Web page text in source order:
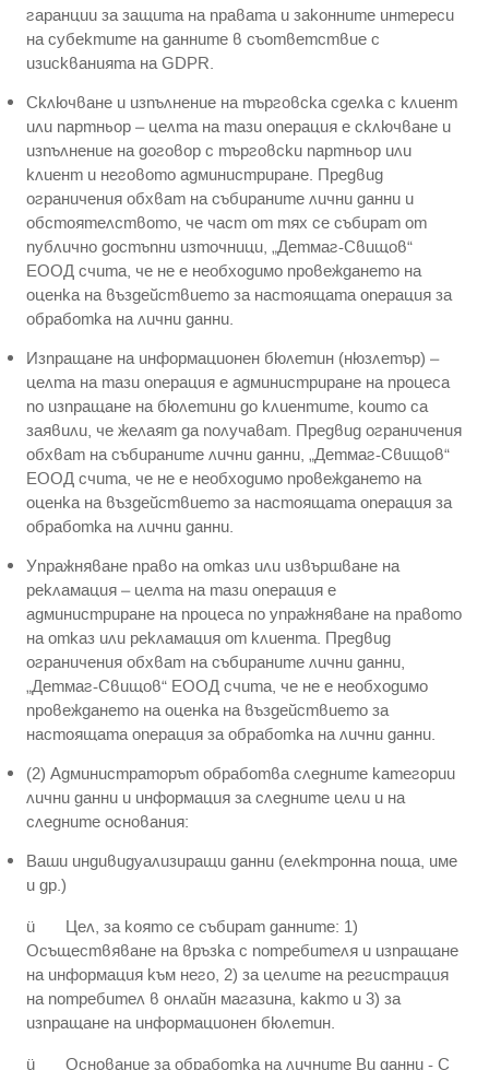
гаранции за защита на правата и законните интереси
на субектите на данните в съответствие с
изискванията на GDPR.
Сключване и изпълнение на търговска сделка с клиент
или партньор – целта на тази операция е сключване и
изпълнение на договор с търговски партньор или
клиент и неговото администриране. Предвид
ограничения обхват на събираните лични данни и
обстоятелството, че част от тях се събират от
публично достъпни източници, „Детмаг-Свищов“
ЕООД счита, че не е необходимо провеждането на
оценка на въздействието за настоящата операция за
обработка на лични данни.
Изпращане на информационен бюлетин (нюзлетър) –
целта на тази операция е администриране на процеса
по изпращане на бюлетини до клиентите, които са
заявили, че желаят да получават. Предвид ограничения
обхват на събираните лични данни, „Детмаг-Свищов“
ЕООД счита, че не е необходимо провеждането на
оценка на въздействието за настоящата операция за
обработка на лични данни.
Упражняване право на отказ или извършване на
рекламация – целта на тази операция е
администриране на процеса по упражняване на правото
на отказ или рекламация от клиента. Предвид
ограничения обхват на събираните лични данни,
„Детмаг-Свищов“ ЕООД счита, че не е необходимо
провеждането на оценка на въздействието за
настоящата операция за обработка на лични данни.
(2) Администраторът обработва следните категории
лични данни и информация за следните цели и на
следните основания:
Ваши индивидуализиращи данни (електронна поща, име
и др.)
ü Цел, за която се събират данните: 1)
Осъществяване на връзка с потребителя и изпращане
на информация към него, 2) за целите на регистрация
на потребител в онлайн магазина, както и 3) за
изпращане на информационен бюлетин.
ü Основание за обработка на личните Ви данни - С